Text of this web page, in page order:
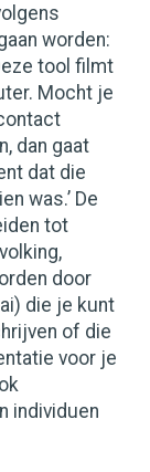
worden:
tool filmt
Mocht je
dan gaat
dat die
was.’ De
tot
door
die je kunt
of die
voor je
individuen